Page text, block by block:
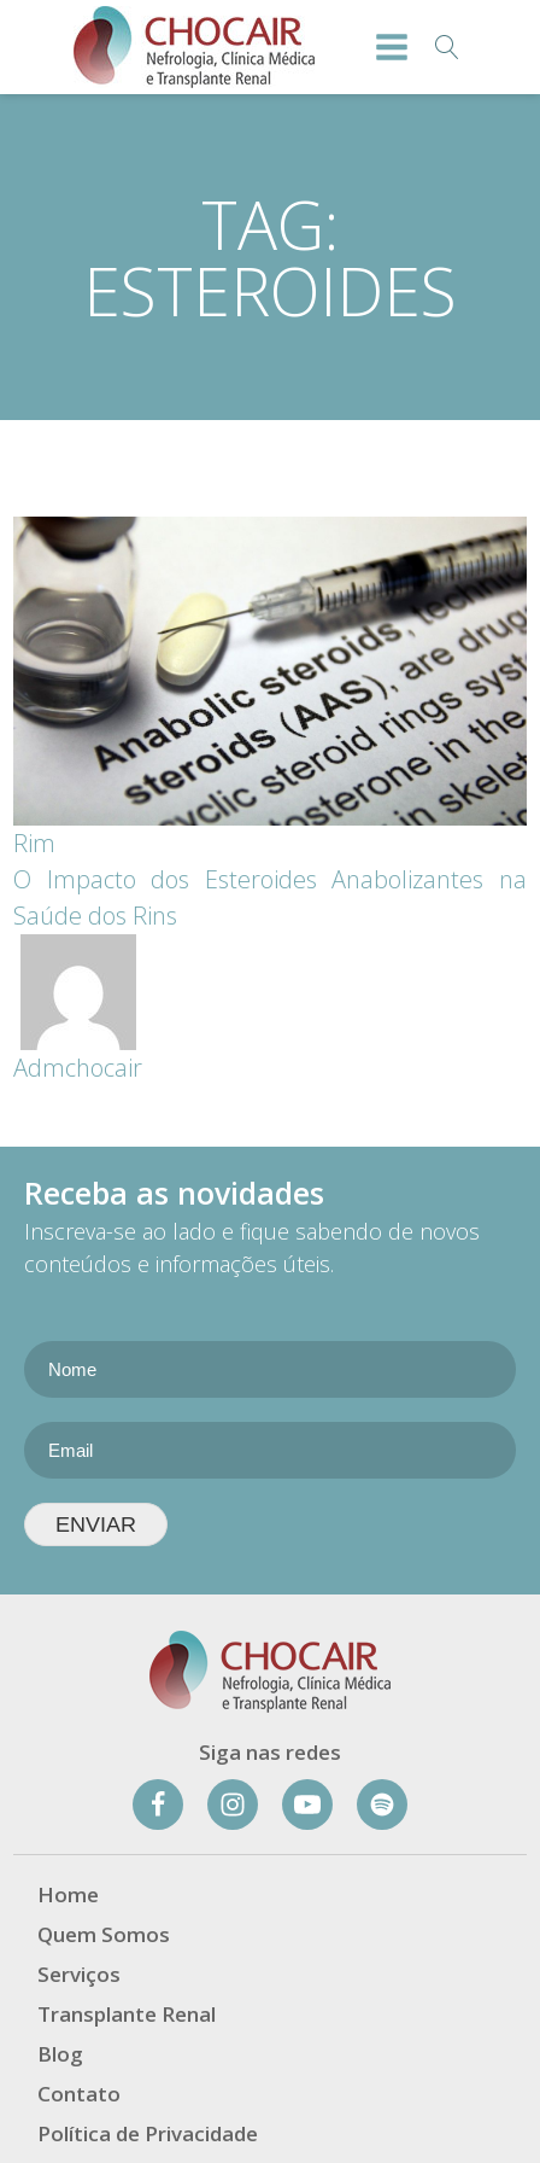
TAG:
ESTEROIDES
Rim
O Impacto dos Esteroides Anabolizantes na
Saúde dos Rins
Admchocair
Receba as novidades
Inscreva-se ao lado e fique sabendo de novos
conteúdos e informações úteis.
ENVIAR
Siga nas redes
Home
Quem Somos
Serviços
Transplante Renal
Blog
Contato
Política de Privacidade